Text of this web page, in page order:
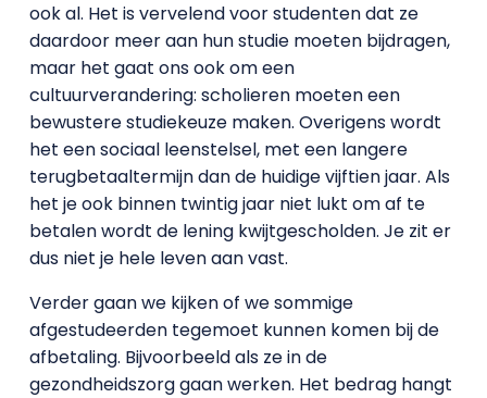
ook al. Het is vervelend voor studenten dat ze
daardoor meer aan hun studie moeten bijdragen,
maar het gaat ons ook om een
cultuurverandering: scholieren moeten een
bewustere studiekeuze maken. Overigens wordt
het een sociaal leenstelsel, met een langere
terugbetaaltermijn dan de huidige vijftien jaar. Als
het je ook binnen twintig jaar niet lukt om af te
betalen wordt de lening kwijtgescholden. Je zit er
dus niet je hele leven aan vast.
Verder gaan we kijken of we sommige
afgestudeerden tegemoet kunnen komen bij de
afbetaling. Bijvoorbeeld als ze in de
gezondheidszorg gaan werken. Het bedrag hangt